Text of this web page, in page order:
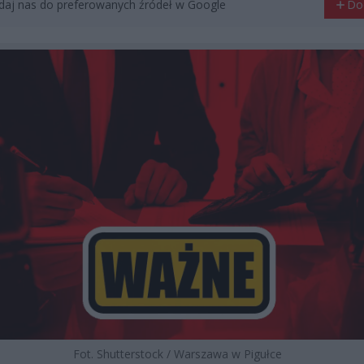
nas do preferowanych źródeł w Google
Fot. Shutterstock / Warszawa w Pigułce